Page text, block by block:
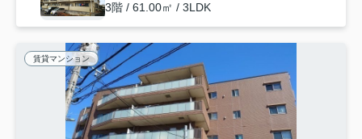
3階 / 61.00㎡ / 3LDK
賃貸マンション